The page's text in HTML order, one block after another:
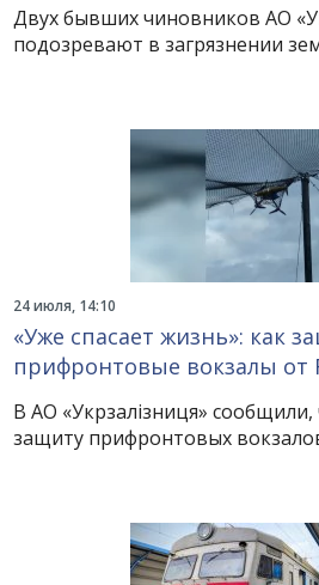
Двух бывших чиновников АО
подозревают в загрязнении
24 июля, 14:10
«Уже спасает жизнь»: как
прифронтовые вокзалы от
В АО «Укрзалізниця»
защиту прифронтовых